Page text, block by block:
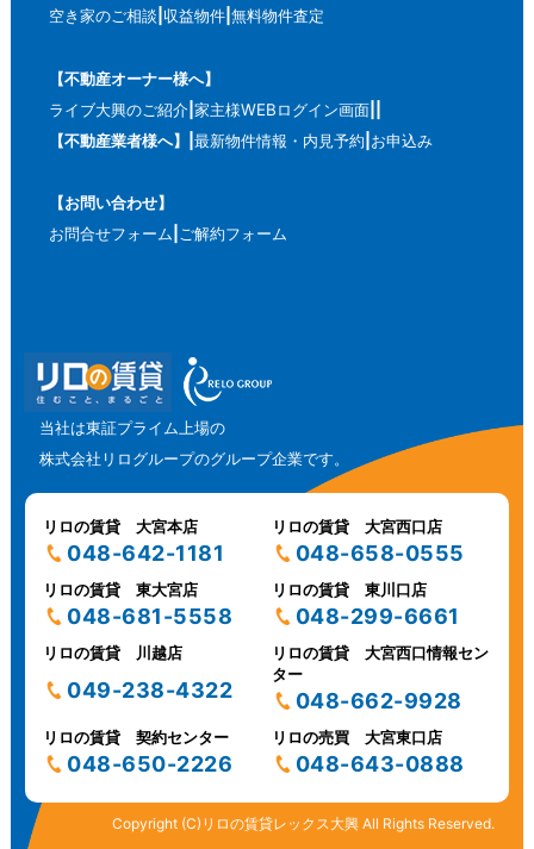
空き家のご相談 収益物件 無料物件査定
【不動産オーナー様へ】
ライブ大興のご紹介 家主様WEBログイン画面
【不動産業者様へ】
最新物件情報・内見予約 お申込み
【お問い合わせ】
お問合せフォーム ご解約フォーム
当社は東証プライム上場の
株式会社リログループのグループ企業です。
リロの賃貸 大宮本店
048-642-1181
リロの賃貸 大宮西口店
048-658-0555
リロの賃貸 東大宮店
048-681-5558
リロの賃貸 東川口店
048-299-6661
リロの賃貸 川越店
049-238-4322
リロの賃貸 大宮西口情報セン
ター
048-662-9928
リロの賃貸 契約センター
048-650-2226
リロの売買 大宮東口店
048-643-0888
Copyright (C)リロの賃貸レックス大興 All Rights Reserved.